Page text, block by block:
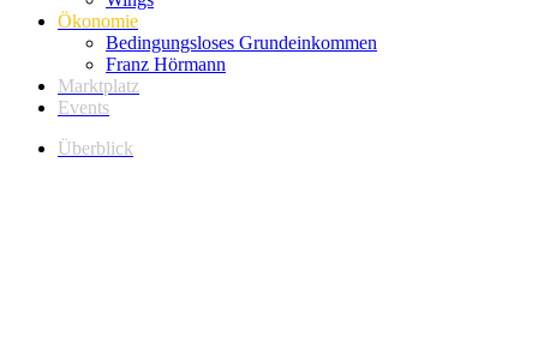
Ökonomie
Bedingungsloses Grundeinkommen
Franz Hörmann
Marktplatz
Events
Überblick